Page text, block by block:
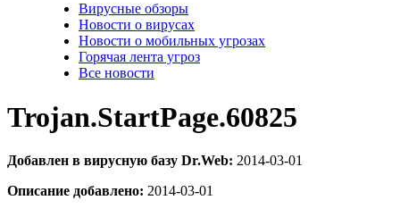
Вирусные обзоры
Новости о вирусах
Новости о мобильных угрозах
Горячая лента угроз
Все новости
Trojan.StartPage.60825
Добавлен в вирусную базу Dr.Web: 2014-03-01
Описание добавлено: 2014-03-01